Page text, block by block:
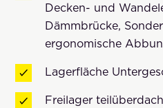
Decken- und
Dämmbrücke,
ergonomische
Lagerfläche
Freilager